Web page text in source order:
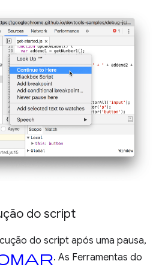
do script
do script após uma pausa,
. As Ferramentas do